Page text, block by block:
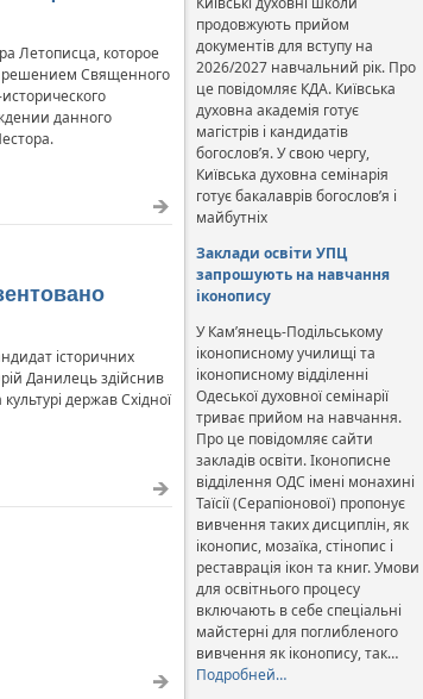
Летописца, которое
решением Священного
данного
історичних
Данилець здійснив
держав Східної
продовжують прийом
документів для вступу на
2026/2027 навчальний рік. Про
це повідомляє КДА. Київська
духовна академія готує
магістрів і кандидатів
богослов’я. У свою чергу,
Київська духовна семінарія
готує бакалаврів богослов’я і
майбутніх
Заклади освіти УПЦ
запрошують на навчання
іконопису
У Кам’янець-Подільському
іконописному училищі та
іконописному відділенні
Одеської духовної семінарії
триває прийом на навчання.
Про це повідомляє сайти
закладів освіти. Іконописне
відділення ОДС імені монахині
Таїсії (Серапіонової) пропонує
вивчення таких дисциплін, як
іконопис, мозаїка, стінопис і
реставрація ікон та книг. Умови
для освітнього процесу
включають в себе спеціальні
майстерні для поглибленого
вивчення як іконопису, так…
Подробней…